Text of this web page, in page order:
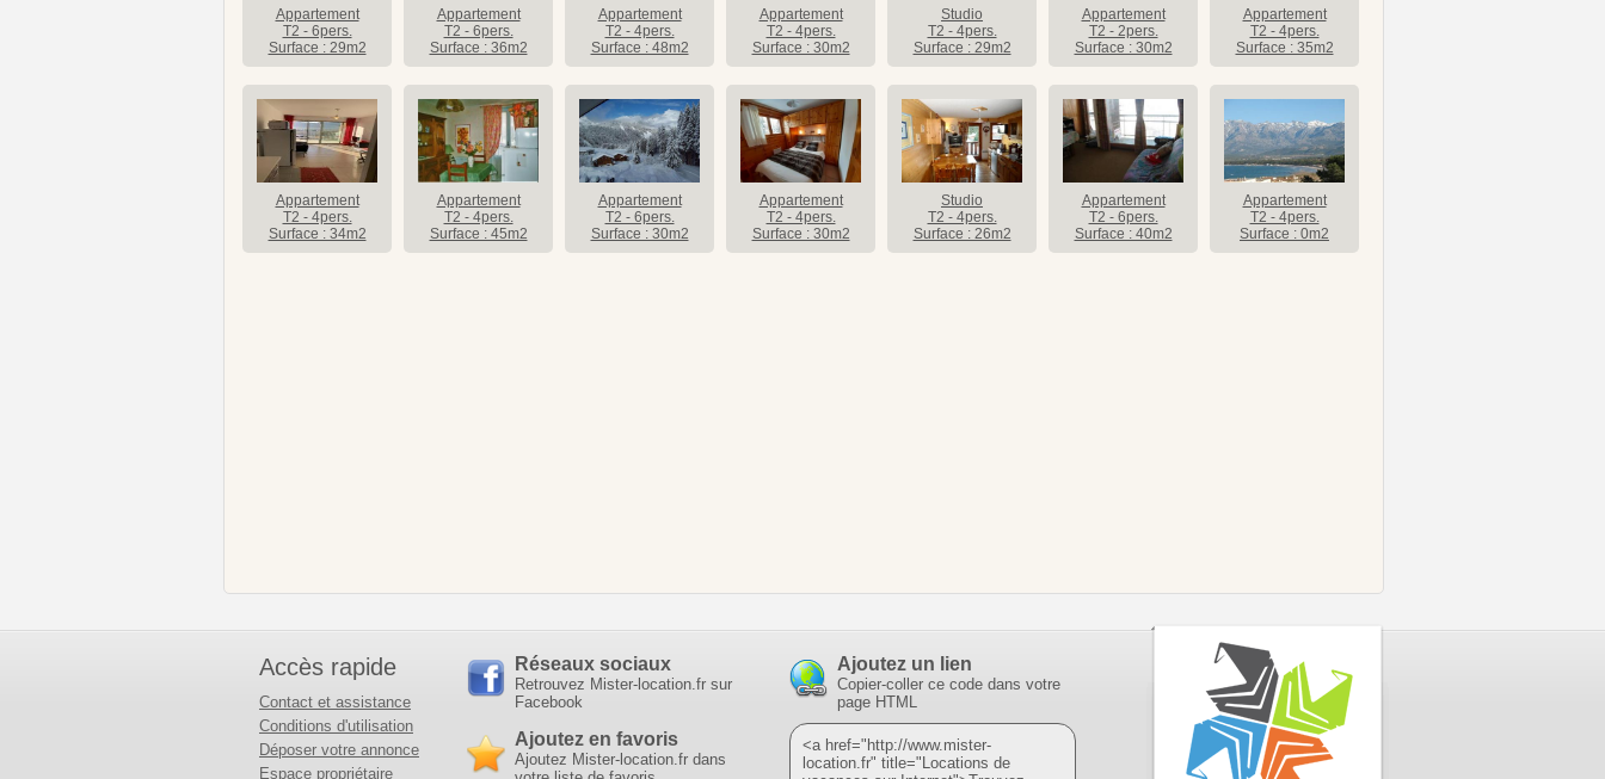
Appartement
T2 - 6pers.
Surface : 29m2
Appartement
T2 - 6pers.
Surface : 36m2
Appartement
T2 - 4pers.
Surface : 48m2
Appartement
T2 - 4pers.
Surface : 30m2
Studio
T2 - 4pers.
Surface : 29m2
Appartement
T2 - 2pers.
Surface : 30m2
Appartement
T2 - 4pers.
Surface : 35m2
Appartement
T2 - 4pers.
Surface : 34m2
Appartement
T2 - 4pers.
Surface : 45m2
Appartement
T2 - 6pers.
Surface : 30m2
Appartement
T2 - 4pers.
Surface : 30m2
Studio
T2 - 4pers.
Surface : 26m2
Appartement
T2 - 6pers.
Surface : 40m2
Appartement
T2 - 4pers.
Surface : 0m2
Accès rapide
Contact et assistance
Conditions d'utilisation
Déposer votre annonce
Espace propriétaire
Réseaux sociaux
Retrouvez Mister-location.fr sur
Facebook
Ajoutez en favoris
Ajoutez Mister-location.fr dans
Ajoutez un lien
Copier-coller ce code dans votre
page HTML
<a href="http://www.mister-
location.fr" title="Locations de